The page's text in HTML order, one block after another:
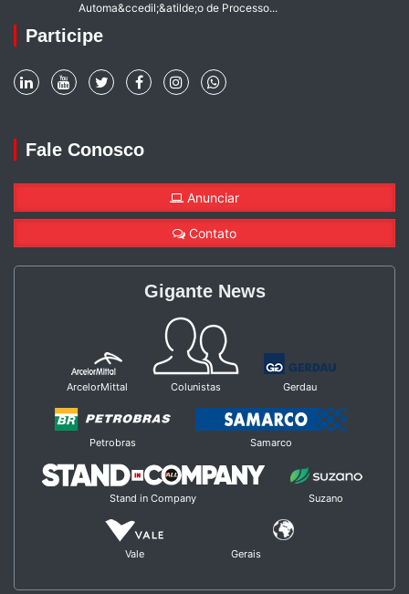
Automa&ccedil;&atilde;o de Processo...
Participe
Fale Conosco
Anunciar
Contato
Gigante News
ArcelorMittal Colunistas Gerdau
Petrobras Samarco
Stand in Company Suzano
Vale Gerais